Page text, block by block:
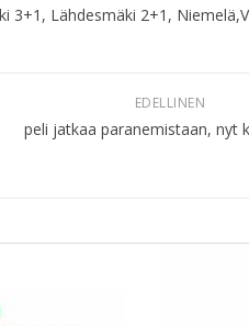
3+1, Lähdesmäki 2+1,
EDELLINEN
peli jatkaa paranemistaan, nyt